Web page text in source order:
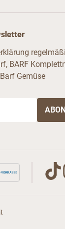
BARF
Gemüse